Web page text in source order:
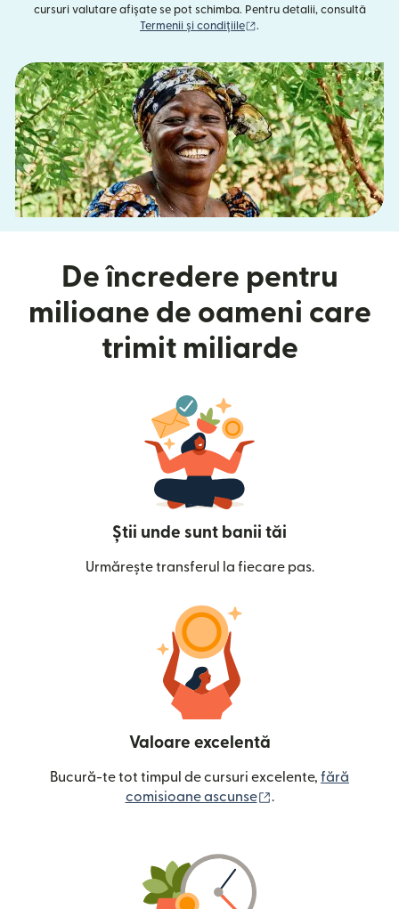
cursuri valutare afișate se pot schimba. Pentru detalii, consultă
Termenii și condițiile
.
De încredere pentru
milioane de oameni care
trimit miliarde
Știi unde sunt banii tăi
Urmărește transferul la fiecare pas.
Valoare excelentă
Bucură-te tot timpul de cursuri excelente, fără
comisioane ascunse
.